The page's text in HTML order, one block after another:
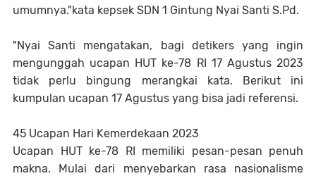
umumnya."kata kepsek SDN 1 Gintung Nyai Santi S.Pd.
"Nyai Santi mengatakan, bagi detikers yang ingin
mengunggah ucapan HUT ke-78 RI 17 Agustus 2023
tidak perlu bingung merangkai kata. Berikut ini
kumpulan ucapan 17 Agustus yang bisa jadi referensi.
45 Ucapan Hari Kemerdekaan 2023
Ucapan HUT ke-78 RI memiliki pesan-pesan penuh
makna. Mulai dari menyebarkan rasa nasionalisme